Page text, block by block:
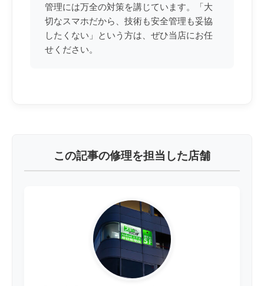
管理には万全の対策を講じています。「大
切なスマホだから、技術も安全管理も妥協
したくない」という方は、ぜひ当店にお任
せください。
この記事の修理を担当した店舗